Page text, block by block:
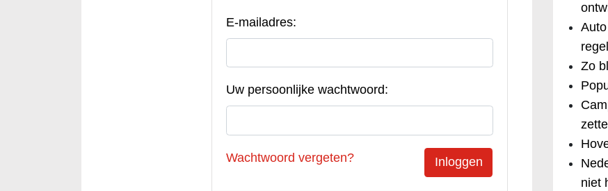
E-mailadres:
Uw persoonlijke wachtwoord:
Wachtwoord vergeten?
Zo
niet